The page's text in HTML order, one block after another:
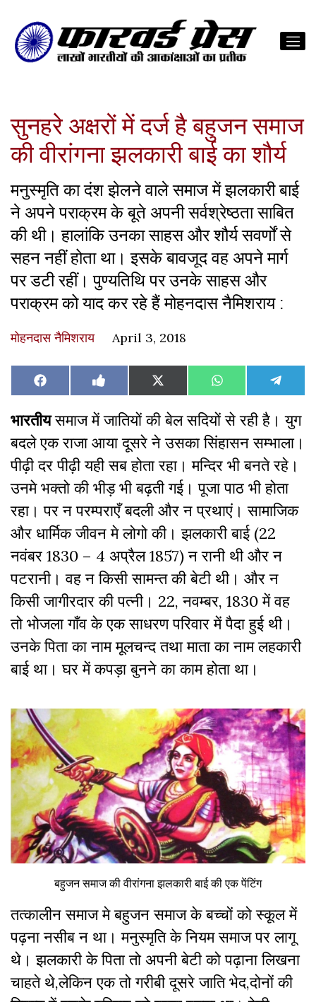
सुनहरे अक्षरों में दर्ज है बहुजन समाज
की वीरांगना झलकारी बाई का शौर्य
मनुस्मृति का दंश झेलने वाले समाज में झलकारी बाई
ने अपने पराक्रम के बूते अपनी सर्वश्रेष्ठता साबित
की थी। हालांकि उनका साहस और शौर्य सवर्णों से
सहन नहीं होता था। इसके बावजूद वह अपने मार्ग
पर डटी रहीं। पुण्यतिथि पर उनके साहस और
पराक्रम को याद कर रहे हैं मोहनदास नैमिशराय :
मोहनदास नैमिशराय April 3, 2018
Share
on
Facebook Share
on
Like
on
Facebook
Share
on
X
(Twitter)
Share
on
WhatsAppShare
on
भारतीयसमाज में जातियों की बेल सदियों से रही है। युग
बदले एक राजा आया दूसरे ने उसका सिंहासन सम्भाला।
पीढ़ी दर पीढ़ी यही सब होता रहा। मन्दिर भी बनते रहे।
उनमे भक्तो की भीड़ भी बढ़ती गई। पूजा पाठ भी होता
रहा। पर न परम्पराएँ बदली और न प्रथाएं। सामाजिक
और धार्मिक जीवन मे लोगो की। झलकारी बाई (22
नवंबर 1830 – 4 अप्रैल 1857) न रानी थी और न
पटरानी। वह न किसी सामन्त की बेटी थी। और न
किसी जागीरदार की पत्नी। 22, नवम्बर, 1830 में वह
तो भोजला गाँव के एक साधरण परिवार में पैदा हुई थी।
उनके पिता का नाम मूलचन्द तथा माता का नाम लहकारी
बाई था। घर में कपड़ा बुनने का काम होता था।
बहुजन समाज की वीरांगना झलकारी बाई की एक पेंटिंग
तत्कालीन समाज मे बहुजन समाज के बच्चों को स्कूल में
पढ़ना नसीब न था। मनुस्मृति के नियम समाज पर लागू
थे। झलकारी के पिता तो अपनी बेटी को पढ़ाना लिखना
चाहते थे,लेकिन एक तो गरीबी दूसरे जाति भेद,दोनों की